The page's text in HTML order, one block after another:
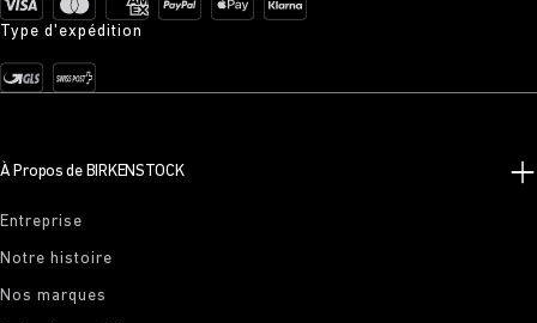
Type d'expédition
À Propos de BIRKENSTOCK
Entreprise
Notre histoire
Nos marques